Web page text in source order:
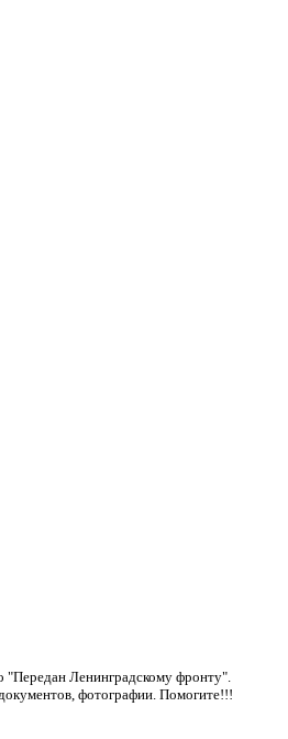
"Передан Ленинградскому фронту".
фотографии. Помогите!!!